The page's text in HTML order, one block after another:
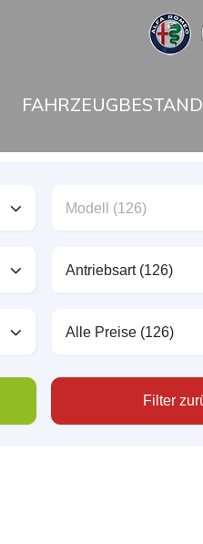
FAHRZEUGBESTAND